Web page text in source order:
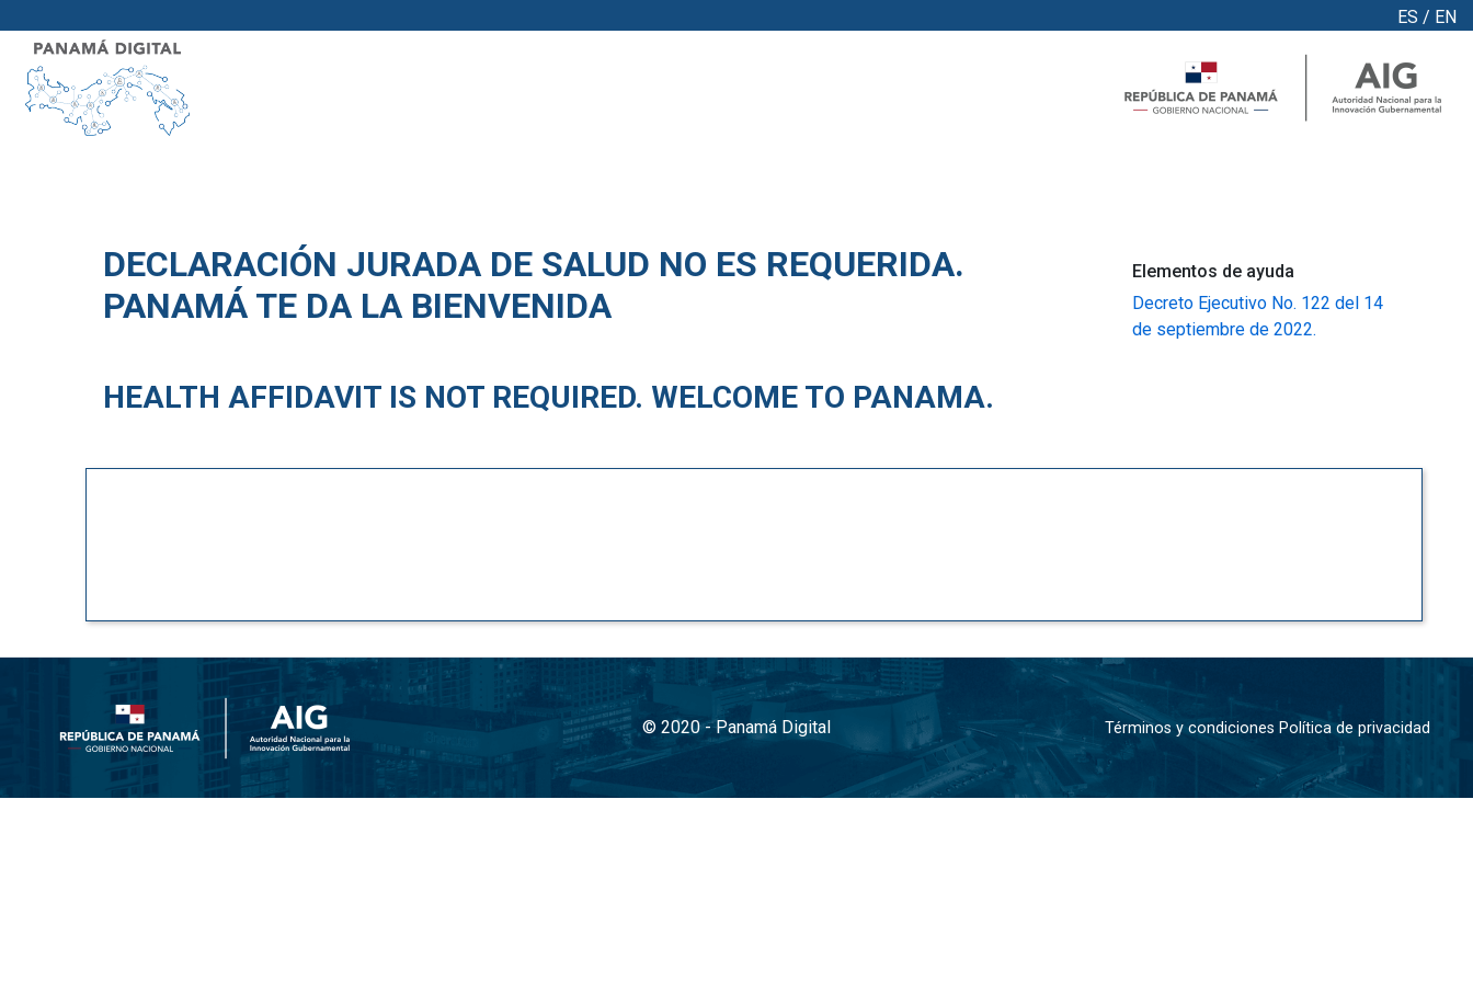
ES / EN
DECLARACIÓN JURADA DE SALUD NO ES REQUERIDA.
PANAMÁ TE DA LA BIENVENIDA
HEALTH AFFIDAVIT IS NOT REQUIRED. WELCOME TO PANAMA.
Elementos de ayuda
Decreto Ejecutivo No. 122 del 14
de septiembre de 2022.
© 2020 - Panamá Digital Términos y condiciones Política de privacidad